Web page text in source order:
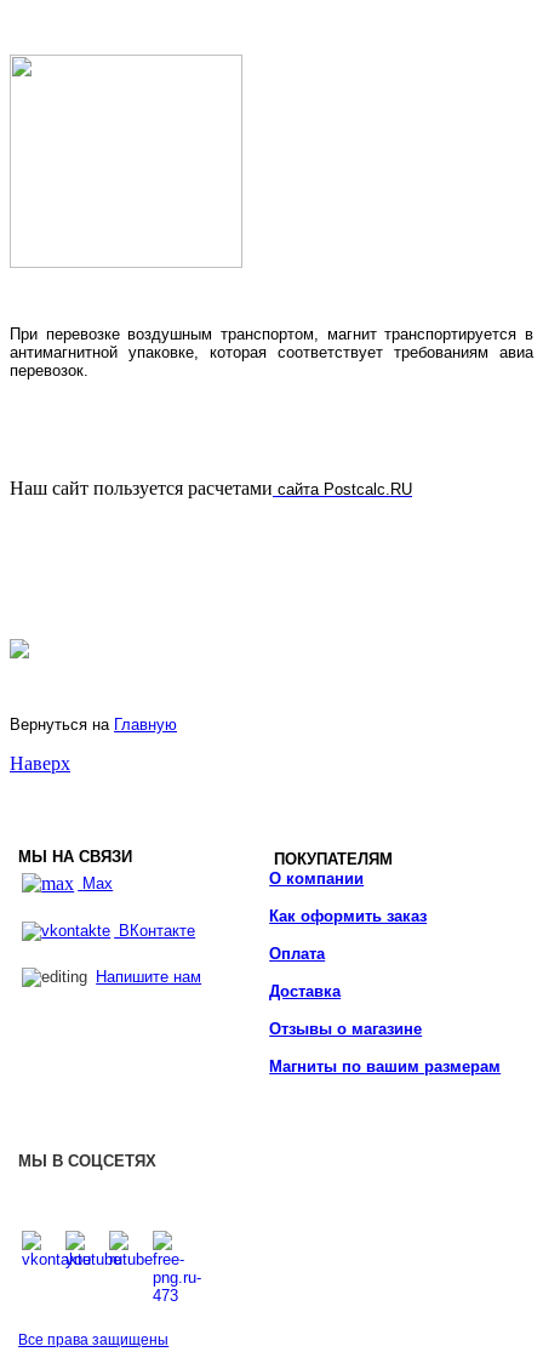
При перевозке воздушным транспортом, магнит транспортируется в
антимагнитной упаковке, которая соответствует требованиям авиа
перевозок.
Наш сайт пользуется расчетами сайта Postcalc.RU
Вернуться на Главную
Наверх
МЫ НА СВЯЗИ
ПОКУПАТЕЛЯМ
Max
ВКонтакте
Напишите нам
О компании
Как оформить заказ
Оплата
Доставка
Отзывы о магазине
Магниты по вашим размерам
МЫ В СОЦСЕТЯХ
Все права защищены